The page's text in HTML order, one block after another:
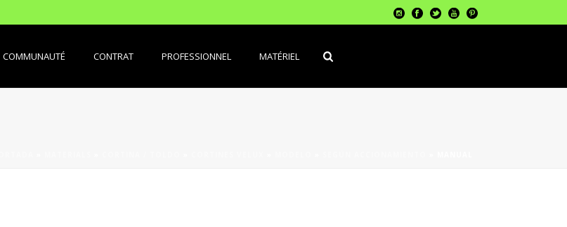
COMMUNAUTÉ CONTRAT PROFESSIONNEL MATÉRIEL